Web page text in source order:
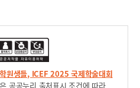
원생들, ICEF 2025 국제학술대회
공공누리 출처표시 조건에 따라